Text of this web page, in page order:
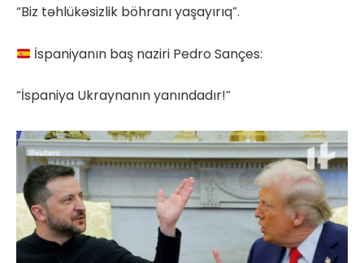
“Biz təhlükəsizlik böhranı yaşayırıq”.
İspaniyanın baş naziri Pedro Sançes:
“İspaniya Ukraynanın yanındadır!”